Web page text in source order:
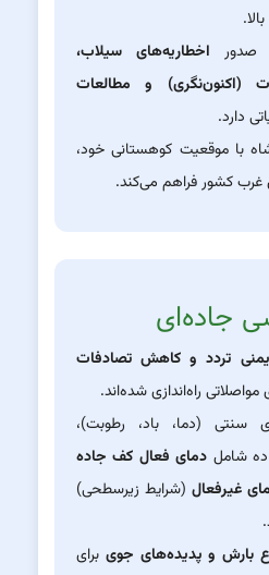
صدور اخطاریه‌های سیلاب،
(اکنون‌نگری) و مطالعات
دارد.
با موقعیت کوهستانی خود،
کشور فراهم می‌کند.
جاده‌ای
تردد و کاهش تصادفات
راه‌اندازی شده‌اند.
سنتی (دما، باد، رطوبت)،
شامل دمای فعال کف جاده
غیرفعال (شرایط زیرسطحی)
بارش و پدیده‌های جوی برای